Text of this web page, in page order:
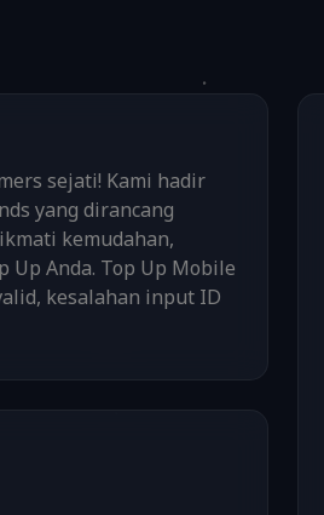
sejati! Kami hadir
yang dirancang
kemudahan,
Up Anda. Top Up Mobile
kesalahan input ID